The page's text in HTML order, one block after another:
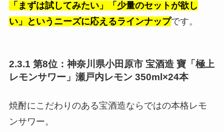
「まずは試してみたい」「少量のセットが欲し
い」というニーズに応えるラインナップです。
2.3.1 第8位：神奈川県小田原市 宝酒造 寶「極上
レモンサワー」瀬戸内レモン 350ml×24本
焼酎にこだわりのある宝酒造ならではの本格レモ
ンサワー。